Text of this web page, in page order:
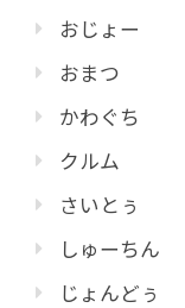
おじょー
おまつ
かわぐち
クルム
さいとぅ
しゅーちん
じょんどぅ